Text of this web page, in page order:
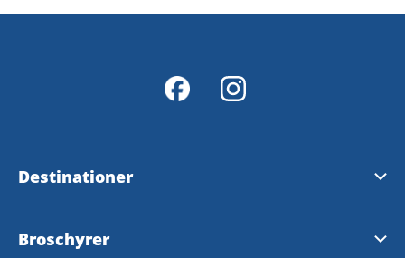
Destinationer
Skara
Broschyrer